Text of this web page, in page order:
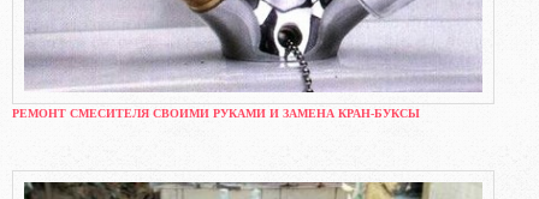
РЕМОНТ СМЕСИТЕЛЯ СВОИМИ РУКАМИ И ЗАМЕНА КРАН-БУКСЫ